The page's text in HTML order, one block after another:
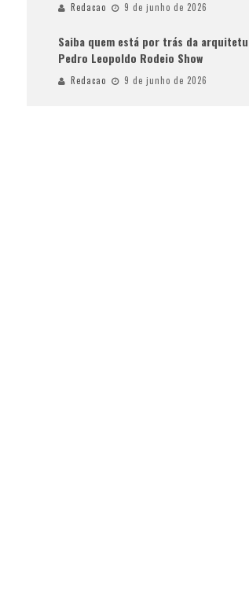
Redacao 9 de junho de 2026
Saiba quem está por trás da
Pedro Leopoldo Rodeio Show
Redacao 9 de junho de 2026